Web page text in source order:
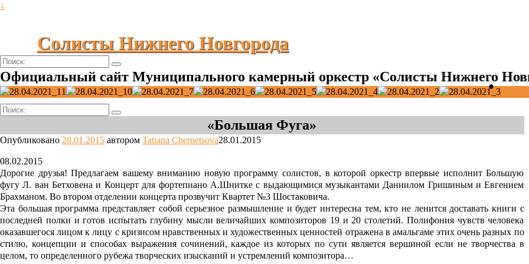
↓
Солисты Нижнего Новгорода
Поиск:
Официальный сайт Муниципального камерный оркестр «Солисты Нижнего
Поиск:
«Большая Фуга»
Опубликовано 28.01.2015 автором Tatiana Chernetsova28.01.2015
08.02.2015
Дорогие друзья! Предлагаем вашему вниманию новую программу солистов, в которой оркестр впервые исполнит Большую
фугу Л. ван Бетховена и Концерт для фортепиано А.Шнитке с выдающимися музыкантами Даниилом Гришиным и Евгением
Брахманом. Во втором отделении концерта прозвучит Квартет №3 Шостаковича.
Эта большая программа представляет собой серьезное размышление и будет интересна тем, кто не ленится доставать книги с
последней полки и готов испытать глубину мысли величайших композиторов 19 и 20 столетий. Полифония чувств человека
оказавшегося лицом к лицу с кризисом нравственных и художественных ценностей отражена в амальгаме этих очень разных по
стилю, концепции и способах выражения сочинений, каждое из которых по сути является вершиной если не творчества в
целом, то определенного рубежа творческих изысканий и устремлений композитора…